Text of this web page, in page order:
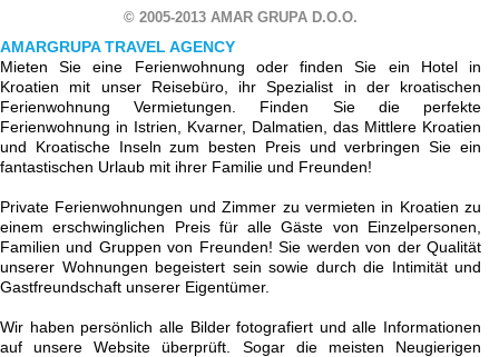
© 2005-2013 AMAR GRUPA D.O.O.
AMARGRUPA TRAVEL AGENCY
Mieten Sie eine Ferienwohnung oder finden Sie ein Hotel in
Kroatien mit unser Reisebüro, ihr Spezialist in der kroatischen
Ferienwohnung Vermietungen. Finden Sie die perfekte
Ferienwohnung in Istrien, Kvarner, Dalmatien, das Mittlere Kroatien
und Kroatische Inseln zum besten Preis und verbringen Sie ein
fantastischen Urlaub mit ihrer Familie und Freunden!
Private Ferienwohnungen und Zimmer zu vermieten in Kroatien zu
einem erschwinglichen Preis für alle Gäste von Einzelpersonen,
Familien und Gruppen von Freunden! Sie werden von der Qualität
unserer Wohnungen begeistert sein sowie durch die Intimität und
Gastfreundschaft unserer Eigentümer.
Wir haben persönlich alle Bilder fotografiert und alle Informationen
auf unsere Website überprüft. Sogar die meisten Neugierigen